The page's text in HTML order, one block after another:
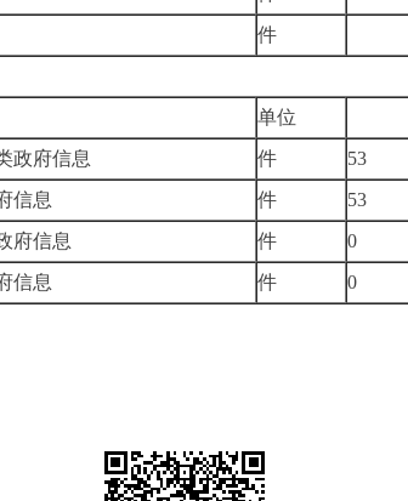
件
单位
政府信息
件
53
信息
件
53
府信息
件
0
信息
件
0